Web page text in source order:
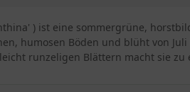
) ist eine sommergrüne,
humosen Böden und blüht von
runzeligen Blättern macht sie